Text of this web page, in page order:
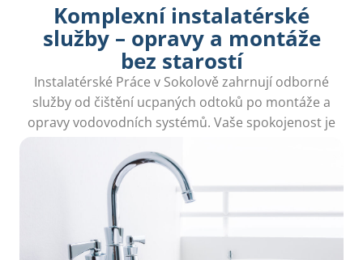
Komplexní instalatérské
služby – opravy a montáže
bez starostí
Instalatérské Práce v Sokolově zahrnují odborné
služby od čištění ucpaných odtoků po montáže a
opravy vodovodních systémů. Vaše spokojenost je